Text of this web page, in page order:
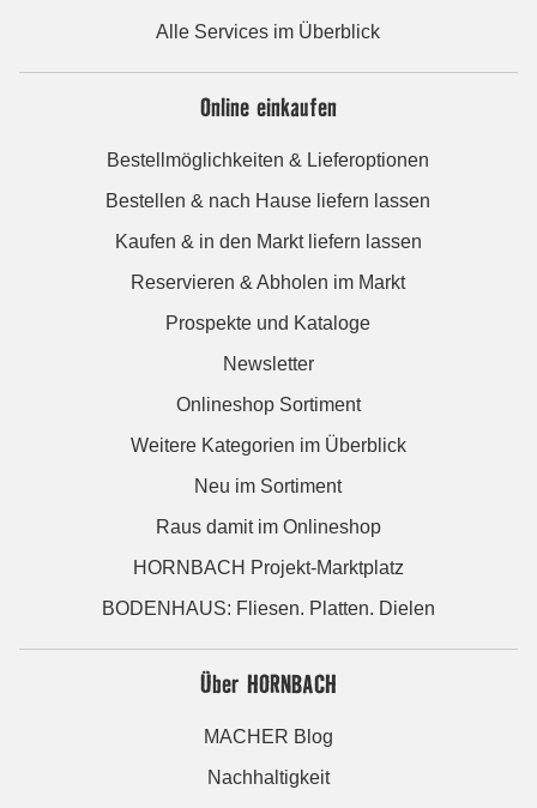
Alle Services im Überblick
Online einkaufen
Bestellmöglichkeiten & Lieferoptionen
Bestellen & nach Hause liefern lassen
Kaufen & in den Markt liefern lassen
Reservieren & Abholen im Markt
Prospekte und Kataloge
Newsletter
Onlineshop Sortiment
Weitere Kategorien im Überblick
Neu im Sortiment
Raus damit im Onlineshop
HORNBACH Projekt-Marktplatz
BODENHAUS: Fliesen. Platten. Dielen
Über HORNBACH
MACHER Blog
Nachhaltigkeit